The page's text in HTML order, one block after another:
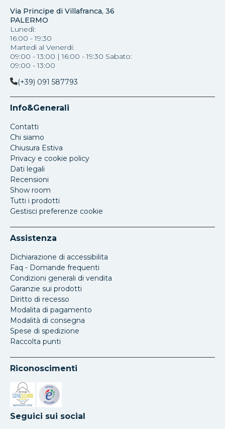
Via Principe di Villafranca, 36
PALERMO
Lunedì:
16:00 - 19:30
Martedì al Venerdi:
09:00 - 13:00 | 16:00 - 19:30 Sabato:
09:00 - 13:00
(+39) 091 587793
Info&Generali
Contatti
Chi siamo
Chiusura Estiva
Privacy e cookie policy
Dati legali
Recensioni
Show room
Tutti i prodotti
Gestisci preferenze cookie
Assistenza
Dichiarazione di accessibilita
Faq - Domande frequenti
Condizioni generali di vendita
Garanzie sui prodotti
Diritto di recesso
Modalita di pagamento
Modalità di consegna
Spese di spedizione
Raccolta punti
Riconoscimenti
Si apre in una nuova scheda
Si apre in una nuova scheda
Seguici sui social